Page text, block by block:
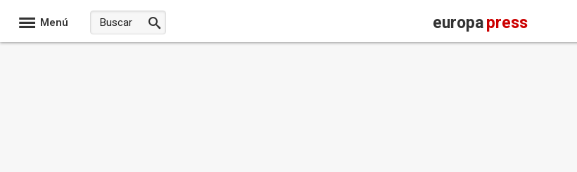
Menú europapress